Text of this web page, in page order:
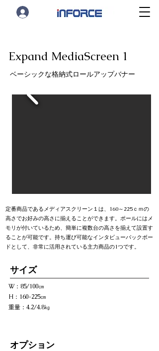
Expand MediaScreen 1
ベーシックな格納式ロールアップバナー
定番商品であるメディアスクリーン１は、160～225ｃｍの
高さでお好みの高さに揃えることができます。ポールにはメ
モリが付いているため、簡単に複数台の高さを揃えて設置す
ることが可能です。持ち運び可能なインタビューバックボー
ドとして、非常に活用されている主力商品の1つです。
​サイズ
W：85/100㎝
H：160-225㎝
重量：4.2/4.8㎏
オプション